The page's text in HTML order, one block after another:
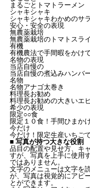
まるごとトマトラーメン
シャキシャキ
シャキシャキわかめのサ
安心・安全の表現
無農薬栽培
無農薬栽培のトマトスラ
有機
有機農法で手間暇をかけ
名物の表現
当店自慢の
当店自慢の煮込みハンバ
名物
名物アナゴ太巻き
料理長お勧め
料理長お勧めの大きいエ
希少の表現
限定○○食
限定１０食！手間ひまか
今だけ
今だけ！限定生産いちご
■ 写真が持つ大きな役割
品目の配置や見せ方、キ
すが、写真を上手に使用
ではありません。
文字のメニューは文字を
が、写真は視覚的にアピ
とができます。